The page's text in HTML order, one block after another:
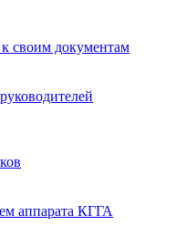
своим документам
аппарата КГГА